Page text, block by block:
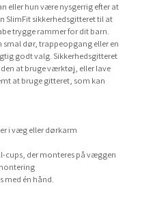
eller hun være nysgerrig efter at
SlimFit sikkerhedsgitteret til at
trygge rammer for dit barn.
smal dør, trappeopgang eller en
godt valg. Sikkerhedsgitteret
at bruge værktøj, eller lave
at bruge gitteret, som kan
i væg eller dørkarm
cups, der monteres på væggen
med én hånd.